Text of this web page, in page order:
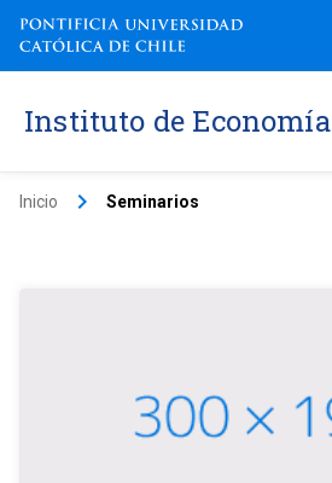
Instituto de Economía
Inicio keyboard_arrow_right Seminarios